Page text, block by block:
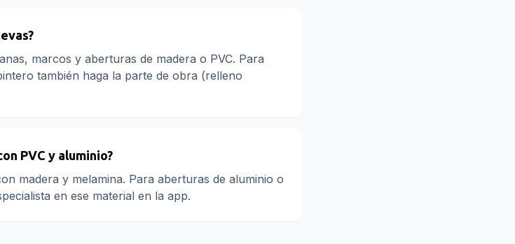
marcos y aberturas de madera o PVC. Para
también haga la parte de obra (relleno
PVC y aluminio?
madera y melamina. Para aberturas de aluminio o
en ese material en la app.